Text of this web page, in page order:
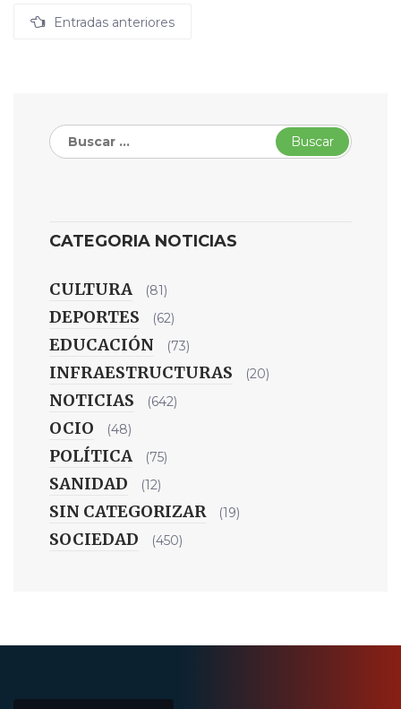
Navegación
Entradas anteriores
Buscar:
CATEGORIA NOTICIAS
CULTURA (81)
DEPORTES (62)
EDUCACIÓN (73)
INFRAESTRUCTURAS (20)
NOTICIAS (642)
OCIO (48)
POLÍTICA (75)
SANIDAD (12)
SIN CATEGORIZAR (19)
SOCIEDAD (450)